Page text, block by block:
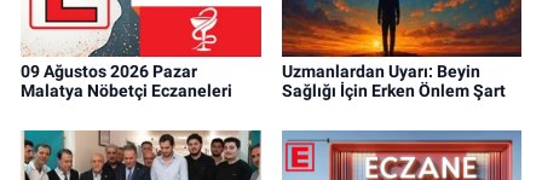
09 Ağustos 2026 Pazar
Malatya Nöbetçi Eczaneleri
Uzmanlardan Uyarı: Beyin
Sağlığı İçin Erken Önlem Şart